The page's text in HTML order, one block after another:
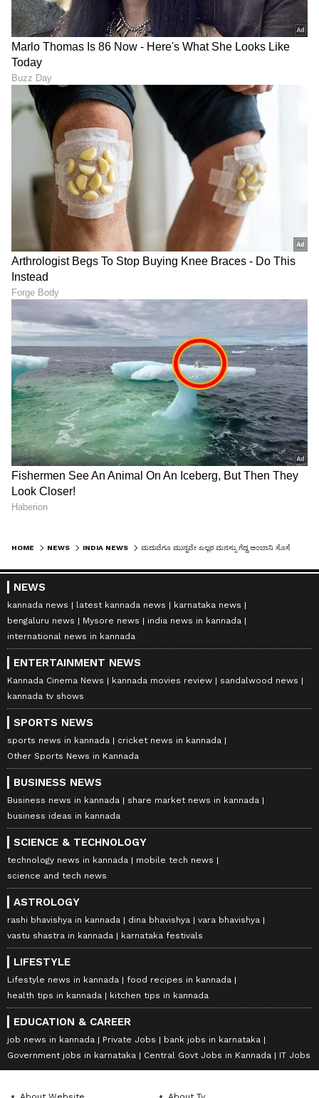
HOME NEWS INDIA NEWS
NEWS
kannada news latest kannada news
karnataka news
bengaluru news
Mysore news
india news in kannada
international news in kannada
ENTERTAINMENT NEWS
Kannada Cinema News kannada movies review
sandalwood news
kannada tv shows
SPORTS NEWS
sports news in kannada
cricket news in kannada
Other Sports News in Kannada
BUSINESS NEWS
Business news in kannada
share market news in kannada
business ideas in kannada
SCIENCE & TECHNOLOGY
technology news in kannada
mobile tech news
science and tech news
ASTROLOGY
rashi bhavishya in kannada dina bhavishya
vara bhavishya
vastu shastra in kannada
karnataka festivals
LIFESTYLE
Lifestyle news in kannada
food recipes in kannada
health tips in kannada
kitchen tips in kannada
EDUCATION & CAREER
job news in kannada Private Jobs
bank jobs in karnataka
Government jobs in karnataka
Central Govt Jobs in Kannada IT Jobs